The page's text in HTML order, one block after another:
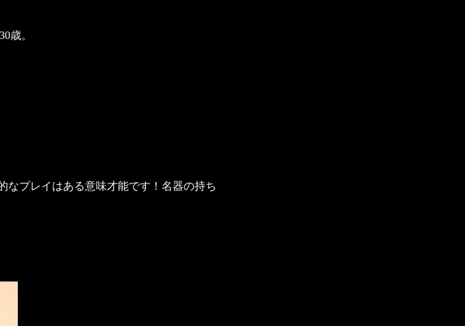
歳。
なプレイはある意味才能です！名器の持ち